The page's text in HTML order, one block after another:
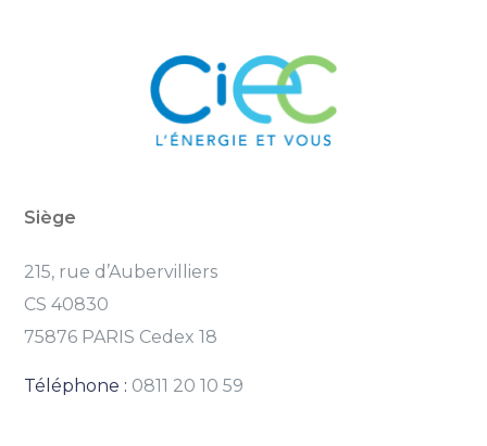
Siège
215, rue d’Aubervilliers
CS 40830
75876 PARIS Cedex 18
Téléphone : 0811 20 10 59